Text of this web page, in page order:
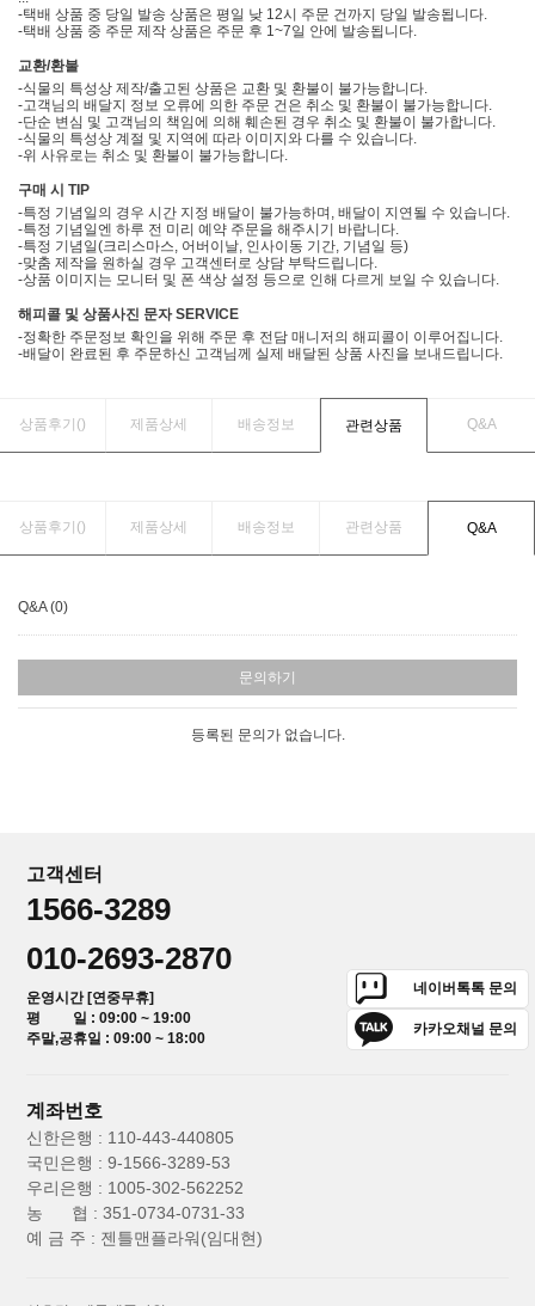
-택배 상품 중 당일 발송 상품은 평일 낮 12시 주문 건까지 당일 발송됩니다.
-택배 상품 중 주문 제작 상품은 주문 후 1~7일 안에 발송됩니다.
교환/환불
-식물의 특성상 제작/출고된 상품은 교환 및 환불이 불가능합니다.
-고객님의 배달지 정보 오류에 의한 주문 건은 취소 및 환불이 불가능합니다.
-단순 변심 및 고객님의 책임에 의해 훼손된 경우 취소 및 환불이 불가합니다.
-식물의 특성상 계절 및 지역에 따라 이미지와 다를 수 있습니다.
-위 사유로는 취소 및 환불이 불가능합니다.
구매 시 TIP
-특정 기념일의 경우 시간 지정 배달이 불가능하며, 배달이 지연될 수 있습니다.
-특정 기념일엔 하루 전 미리 예약 주문을 해주시기 바랍니다.
-특정 기념일(크리스마스, 어버이날, 인사이동 기간, 기념일 등)
-맞춤 제작을 원하실 경우 고객센터로 상담 부탁드립니다.
-상품 이미지는 모니터 및 폰 색상 설정 등으로 인해 다르게 보일 수 있습니다.
해피콜 및 상품사진 문자 SERVICE
-정확한 주문정보 확인을 위해 주문 후 전담 매니저의 해피콜이 이루어집니다.
-배달이 완료된 후 주문하신 고객님께 실제 배달된 상품 사진을 보내드립니다.
상품후기() 제품상세 배송정보 관련상품 Q&A
상품후기() 제품상세 배송정보 관련상품 Q&A
Q&A (0)
문의하기
등록된 문의가 없습니다.
고객센터
1566-3289
010-2693-2870
운영시간 [연중무휴]
평 일 : 09:00 ~ 19:00
주말,공휴일 : 09:00 ~ 18:00
네이버톡톡 문의
카카오채널 문의
계좌번호
신한은행 : 110-443-440805
국민은행 : 9-1566-3289-53
우리은행 : 1005-302-562252
농 협 : 351-0734-0731-33
예 금 주 : 젠틀맨플라워(임대현)